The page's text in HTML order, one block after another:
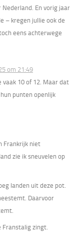
En vorig jaar
– kregen jullie ook de
eens achterwege
om 21:49
10 of 12. Maar dat
punten openlijk
Frankrijk niet
zie ik sneuvelen op
landen uit deze pot.
Daarvoor
Franstalig zingt.